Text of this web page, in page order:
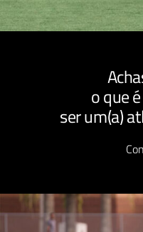
o que
ser um(a)